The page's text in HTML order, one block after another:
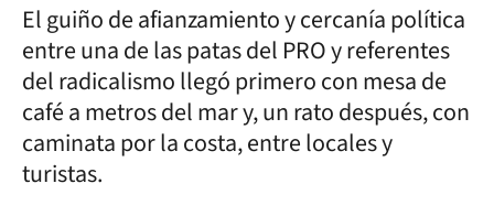
El guiño de afianzamiento y cercanía política
entre una de las patas del PRO y referentes
del radicalismo llegó primero con mesa de
café a metros del mar y, un rato después, con
caminata por la costa, entre locales y
turistas.